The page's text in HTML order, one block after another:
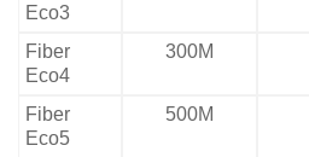
Eco3
Fiber
Eco4
300M
Fiber
Eco5
500M